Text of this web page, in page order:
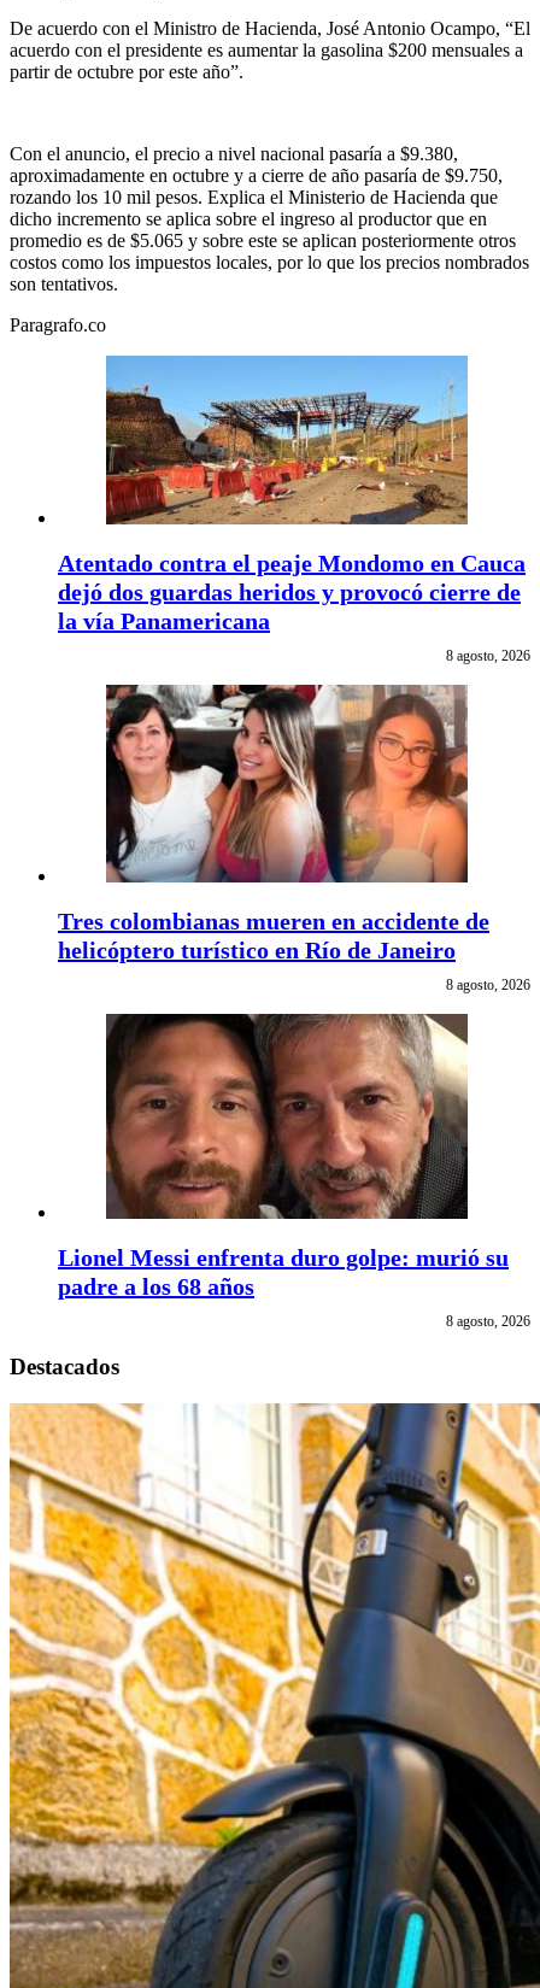
De acuerdo con el Ministro de Hacienda, José Antonio Ocampo, “El
acuerdo con el presidente es aumentar la gasolina $200 mensuales a
partir de octubre por este año”.
Con el anuncio, el precio a nivel nacional pasaría a $9.380,
aproximadamente en octubre y a cierre de año pasaría de $9.750,
rozando los 10 mil pesos. Explica el Ministerio de Hacienda que
dicho incremento se aplica sobre el ingreso al productor que en
promedio es de $5.065 y sobre este se aplican posteriormente otros
costos como los impuestos locales, por lo que los precios nombrados
son tentativos.
Paragrafo.co
Atentado contra el peaje Mondomo en Cauca
dejó dos guardas heridos y provocó cierre de
la vía Panamericana
8 agosto, 2026
Tres colombianas mueren en accidente de
helicóptero turístico en Río de Janeiro
8 agosto, 2026
Lionel Messi enfrenta duro golpe: murió su
padre a los 68 años
8 agosto, 2026
Destacados